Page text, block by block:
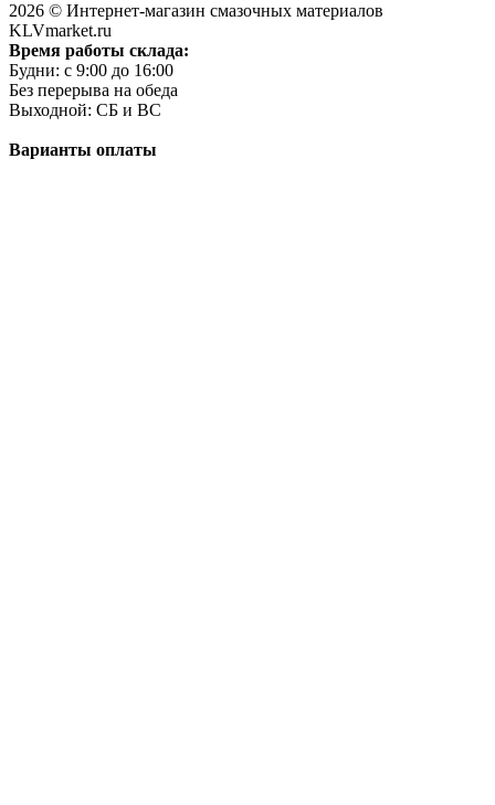
2026 © Интернет-магазин смазочных материалов
KLVmarket.ru
Время работы склада:
Будни: c 9:00 до 16:00
Без перерыва на обеда
Выходной: СБ и ВС
Варианты оплаты